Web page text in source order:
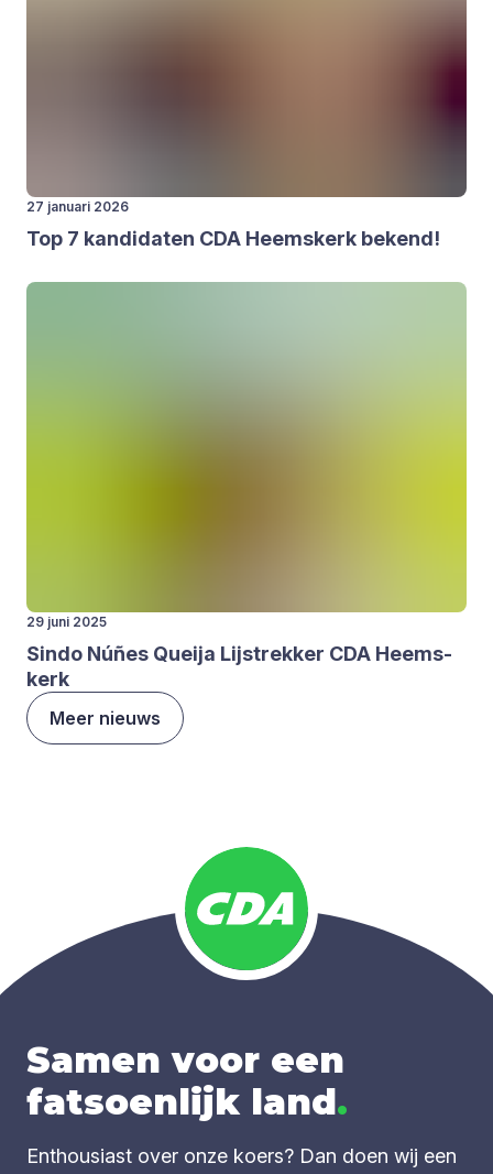
27 januari 2026
Top 7 kan­di­da­ten CDA Heems­kerk bekend!
29 juni 2025
Sin­do Núñes Que­ija Lijstrek­ker CDA Heems­
kerk
Meer nieuws
Samen voor een
fatsoenlijk land.
Enthousiast over onze koers? Dan doen wij een